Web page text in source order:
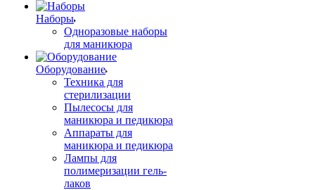
Наборы
Одноразовые наборы
для маникюра
Оборудование
Техника для
стерилизации
Пылесосы для
маникюра и педикюра
Аппараты для
маникюра и педикюра
Лампы для
полимеризации гель-
лаков